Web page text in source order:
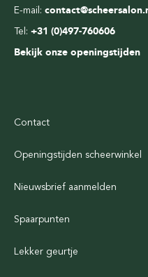
E-mail:
Tel: +31 (0)497-760606
Bekijk onze openingstijden
Contact
Openingstijden scheerwinkel
Nieuwsbrief aanmelden
Spaarpunten
Lekker geurtje